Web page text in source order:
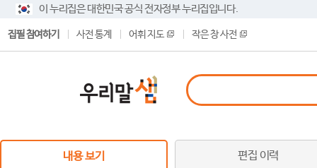
이 누리집은 대한민국 공식 전자정부 누리집입니다.
집필 참여하기 사전 통계 어휘 지도 작은 창 사전
내용 보기 편집 이력